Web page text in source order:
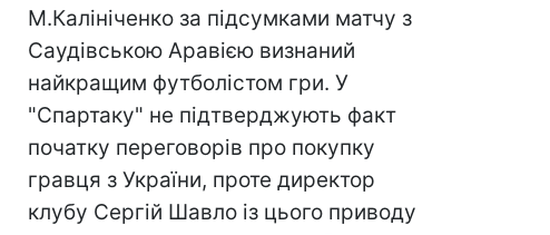
М.Калініченко за підсумками матчу з
Саудівською Аравією визнаний
найкращим футболістом гри. У
"Спартаку" не підтверджують факт
початку переговорів про покупку
гравця з України, проте директор
клубу Сергій Шавло із цього приводу